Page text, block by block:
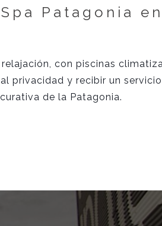
Patagonia en
con piscinas
privacidad y recibir un servicio
de la Patagonia.